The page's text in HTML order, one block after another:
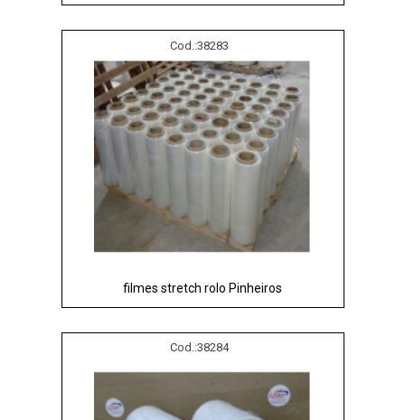
Cod.:38283
filmes stretch rolo Pinheiros
Cod.:38284